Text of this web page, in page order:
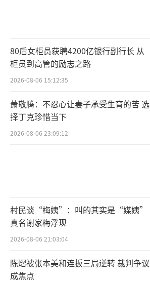
80后女柜员获聘4200亿银行副行长 从
柜员到高管的励志之路
2026-08-06 15:12:35
萧敬腾：不忍心让妻子承受生育的苦 选
择丁克珍惜当下
2026-08-06 23:09:12
村民谈“梅姨”：叫的其实是“媒姨”
真名谢家梅浮现
2026-08-06 21:03:04
陈熠被张本美和连扳三局逆转 裁判争议
成焦点